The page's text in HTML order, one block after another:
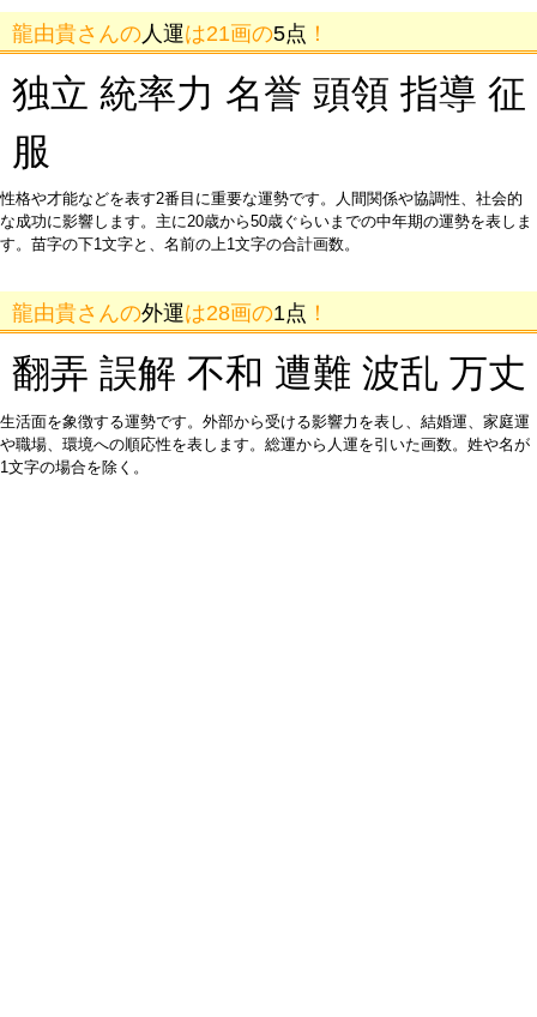
龍由貴さんの 人運は21画の5点 ！
独立 統率力 名誉 頭領 指導 征
服
性格や才能などを表す2番目に重要な運勢です。人間関係や協調性、社会的
な成功に影響します。主に20歳から50歳ぐらいまでの中年期の運勢を表しま
す。苗字の下1文字と、名前の上1文字の合計画数。
龍由貴さんの外運は28画の1点 ！
翻弄 誤解 不和 遭難 波乱 万丈
生活面を象徴する運勢です。外部から受ける影響力を表し、結婚運、家庭運
や職場、環境への順応性を表します。総運から人運を引いた画数。姓や名が
1文字の場合を除く。